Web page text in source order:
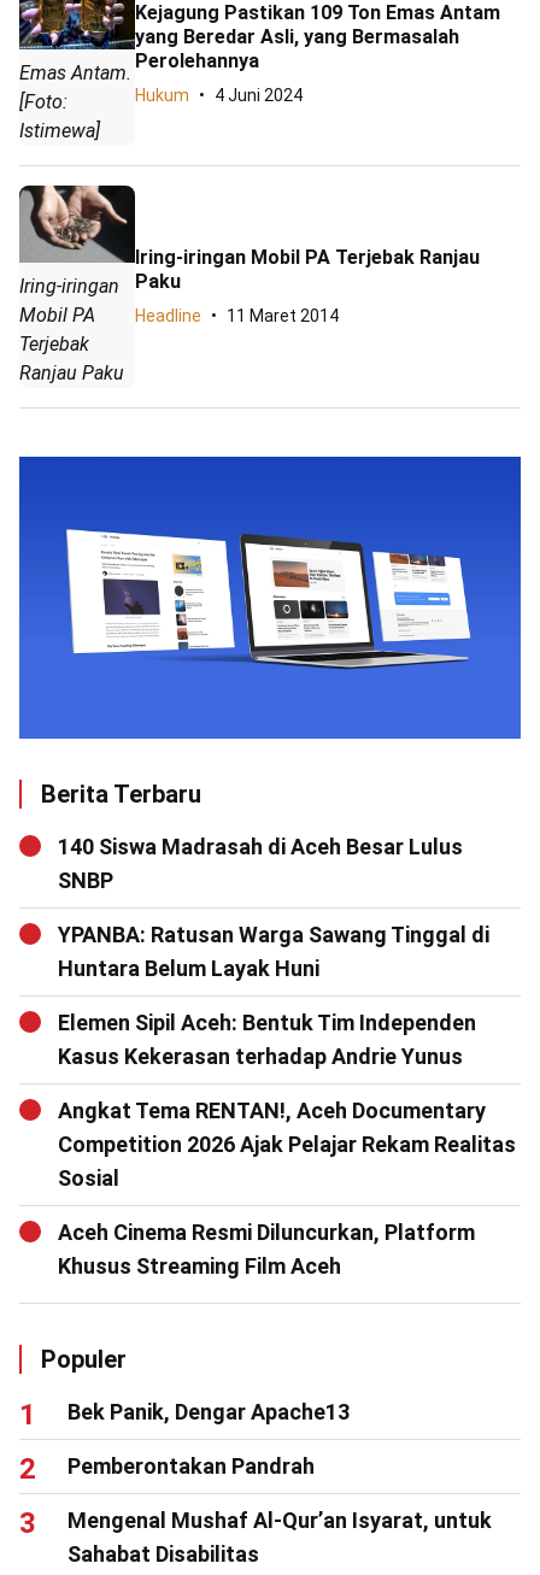
Emas Antam.
[Foto:
Istimewa]
Kejagung Pastikan 109 Ton Emas Antam
yang Beredar Asli, yang Bermasalah
Perolehannya
Hukum 4 Juni 2024
Iring-iringan
Mobil PA
Terjebak
Ranjau Paku
Iring-iringan Mobil PA Terjebak Ranjau
Paku
Headline 11 Maret 2014
Berita Terbaru
140 Siswa Madrasah di Aceh Besar Lulus
SNBP
YPANBA: Ratusan Warga Sawang Tinggal di
Huntara Belum Layak Huni
Elemen Sipil Aceh: Bentuk Tim Independen
Kasus Kekerasan terhadap Andrie Yunus
Angkat Tema RENTAN!, Aceh Documentary
Competition 2026 Ajak Pelajar Rekam Realitas
Sosial
Aceh Cinema Resmi Diluncurkan, Platform
Khusus Streaming Film Aceh
Populer
Bek Panik, Dengar Apache13
Pemberontakan Pandrah
Mengenal Mushaf Al-Qur’an Isyarat, untuk
Sahabat Disabilitas